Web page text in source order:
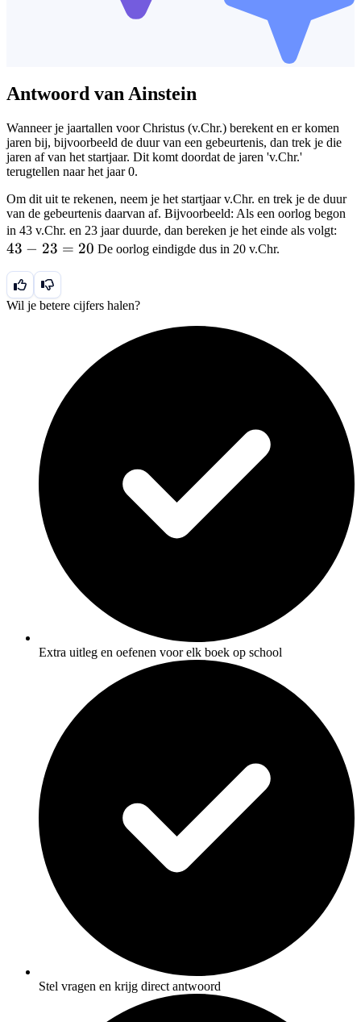
Antwoord van Ainstein
Wanneer je jaartallen voor Christus (v.Chr.) berekent en er komen
jaren bij, bijvoorbeeld de duur van een gebeurtenis, dan trek je die
jaren af van het startjaar. Dit komt doordat de jaren 'v.Chr.'
terugtellen naar het jaar 0.
Om dit uit te rekenen, neem je het startjaar v.Chr. en trek je de duur
van de gebeurtenis daarvan af. Bijvoorbeeld: Als een oorlog begon
in 43 v.Chr. en 23 jaar duurde, dan bereken je het einde als volgt:
43 − 23 = 20 De oorlog eindigde dus in 20 v.Chr.
Wil je betere cijfers halen?
Extra uitleg en oefenen voor elk boek op school
Stel vragen en krijg direct antwoord